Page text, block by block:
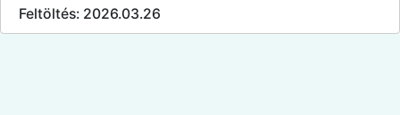
Feltöltés: 2026.03.26